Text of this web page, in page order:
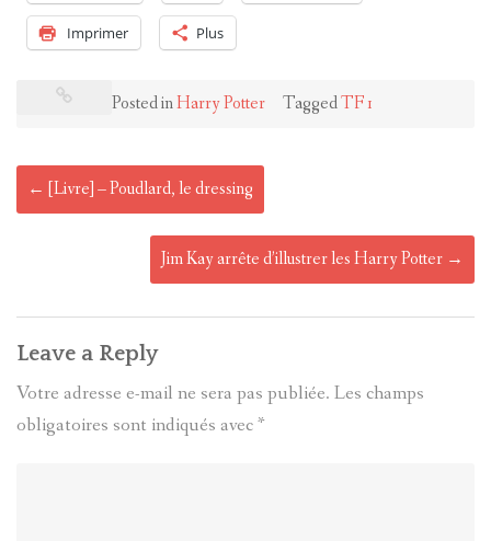
Imprimer Plus
Posted inHarry Potter TaggedTF1
Post
navigation
← [Livre] – Poudlard, le dressing
Jim Kay arrête d’illustrer les Harry Potter →
Leave a Reply
Votre adresse e-mail ne sera pas publiée. Les champs
obligatoires sont indiqués avec*